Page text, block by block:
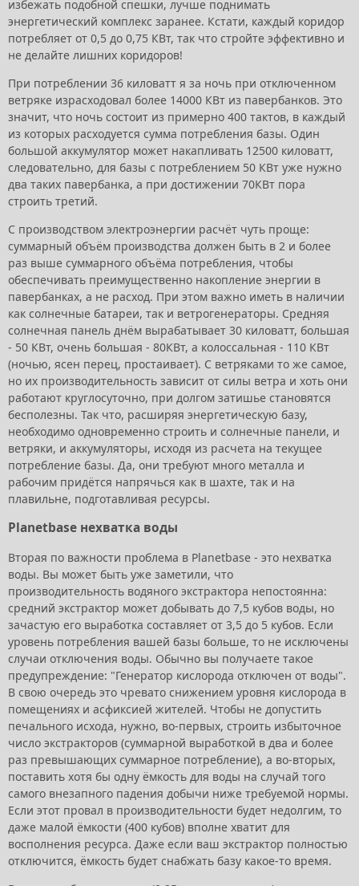
избежать подобной спешки, лучше поднимать
энергетический комплекс заранее. Кстати, каждый коридор
потребляет от 0,5 до 0,75 КВт, так что стройте эффективно и
не делайте лишних коридоров!
При потреблении 36 киловатт я за ночь при отключенном
ветряке израсходовал более 14000 КВт из павербанков. Это
значит, что ночь состоит из примерно 400 тактов, в каждый
из которых расходуется сумма потребления базы. Один
большой аккумулятор может накапливать 12500 киловатт,
следовательно, для базы с потреблением 50 КВт уже нужно
два таких павербанка, а при достижении 70КВт пора
строить третий.
С производством электроэнергии расчёт чуть проще:
суммарный объём производства должен быть в 2 и более
раз выше суммарного объёма потребления, чтобы
обеспечивать преимущественно накопление энергии в
павербанках, а не расход. При этом важно иметь в наличии
как солнечные батареи, так и ветрогенераторы. Средняя
солнечная панель днём вырабатывает 30 киловатт, большая
- 50 КВт, очень большая - 80КВт, а колоссальная - 110 КВт
(ночью, ясен перец, простаивает). С ветряками то же самое,
но их производительность зависит от силы ветра и хоть они
работают круглосуточно, при долгом затишье становятся
бесполезны. Так что, расширяя энергетическую базу,
необходимо одновременно строить и солнечные панели, и
ветряки, и аккумуляторы, исходя из расчета на текущее
потребление базы. Да, они требуют много металла и
рабочим придётся напрячься как в шахте, так и на
плавильне, подготавливая ресурсы.
Planetbase нехватка воды
Вторая по важности проблема в Planetbase - это нехватка
воды. Вы может быть уже заметили, что
производительность водяного экстрактора непостоянна:
средний экстрактор может добывать до 7,5 кубов воды, но
зачастую его выработка составляет от 3,5 до 5 кубов. Если
уровень потребления вашей базы больше, то не исключены
случаи отключения воды. Обычно вы получаете такое
предупреждение: "Генератор кислорода отключен от воды".
В свою очередь это чревато снижением уровня кислорода в
помещениях и асфиксией жителей. Чтобы не допустить
печального исхода, нужно, во-первых, строить избыточное
число экстракторов (суммарной выработкой в два и более
раз превышающих суммарное потребление), а во-вторых,
поставить хотя бы одну ёмкость для воды на случай того
самого внезапного падения добычи ниже требуемой нормы.
Если этот провал в производительности будет недолгим, то
даже малой ёмкости (400 кубов) вполне хватит для
восполнения ресурса. Даже если ваш экстрактор полностью
отключится, ёмкость будет снабжать базу какое-то время.